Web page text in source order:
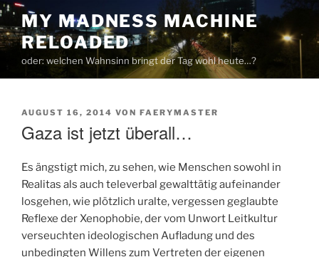
Zum
Inhalt
springen
MY MADNESS MACHINE
RELOADED
oder: welchen Wahnsinn bringt der Tag wohl heute…?
VERÖFFENTLICHT
AUGUST 16, 2014 VON FAERYMASTER
Gaza ist jetzt überall…
Es ängstigt mich, zu sehen, wie Menschen sowohl in
Realitas als auch televerbal gewalttätig aufeinander
losgehen, wie plötzlich uralte, vergessen geglaubte
Reflexe der Xenophobie, der vom Unwort Leitkultur
verseuchten ideologischen Aufladung und des
unbedingten Willens zum Vertreten der eigenen